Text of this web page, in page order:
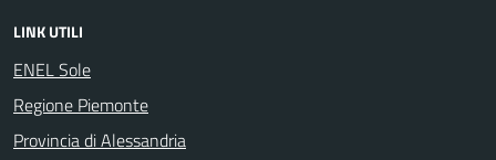
LINK UTILI
ENEL Sole
Regione Piemonte
Provincia di Alessandria